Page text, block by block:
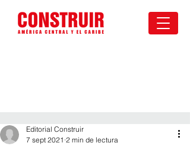
Editorial Construir
7 sept 2021 2 min de lectura